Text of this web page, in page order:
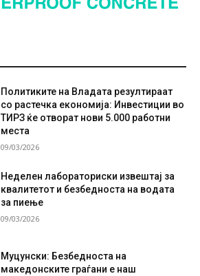
Политиките на Владата резултираат
со растечка економија: Инвестиции во
ТИРЗ ќе отворат нови 5.000 работни
места
09/03/2026
Неделен лабораториски извештај за
квалитетот и безбедноста на водата
за пиење
09/03/2026
Муцунски: Безбедноста на
македонските граѓани е наш